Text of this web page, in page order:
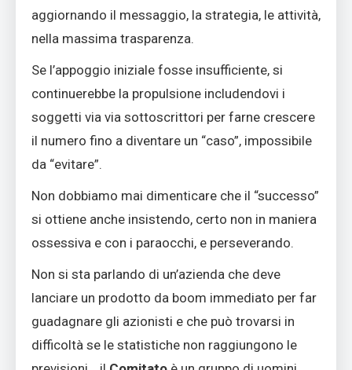
aggiornando il messaggio, la strategia, le attività,
nella massima trasparenza.
Se l’appoggio iniziale fosse insufficiente, si
continuerebbe la propulsione includendovi i
soggetti via via sottoscrittori per farne crescere
il numero fino a diventare un “caso”, impossibile
da “evitare”.
Non dobbiamo mai dimenticare che il “successo”
si ottiene anche insistendo, certo non in maniera
ossessiva e con i paraocchi, e perseverando.
Non si sta parlando di un’azienda che deve
lanciare un prodotto da boom immediato per far
guadagnare gli azionisti e che può trovarsi in
difficoltà se le statistiche non raggiungono le